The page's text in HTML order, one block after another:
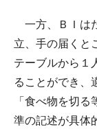
一方、ＢＩは
立、手の届くと
テーブルから１
ることができ、
「食べ物を切
準の記述が具体